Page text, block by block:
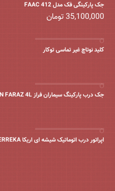
جک پارکینگی فک مدل FAAC 412
35,100,000تومان
کلید نوتاچ غیر تماسی توکار
جک درب پارکینگ سیماران فراز SIMARAN FARAZ 4L
اپراتور درب اتوماتیک شیشه ای اریکا ERREKA اسپانیا مدل Ertain4